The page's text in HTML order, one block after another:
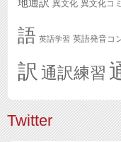
地通訳 異文化 異文化コ
語 英語学習 英語発音コ
訳 通訳練習
Twitter